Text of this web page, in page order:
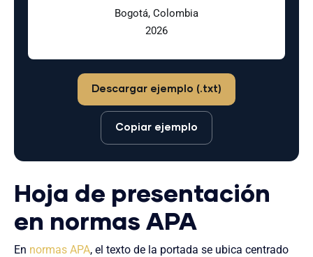
Bogotá, Colombia
2026
Descargar ejemplo (.txt)
Copiar ejemplo
Hoja de presentación
en normas APA
En normas APA, el texto de la portada se ubica centrado